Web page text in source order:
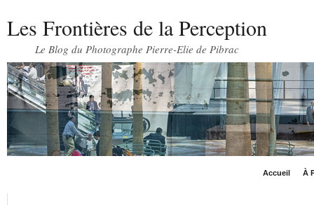
Les Frontières de la Perception
Le Blog du Photographe Pierre-Elie de Pibrac
Accueil À